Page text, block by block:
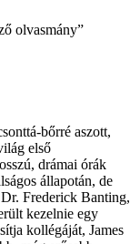
bőrré aszott,
első
drámai órák
állapotán, de
Dr. Frederick Banting,
kezelnie egy
kollégáját, James